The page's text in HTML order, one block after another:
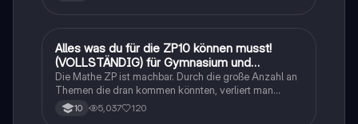
Mathe
Alles was du für die ZP10 können musst!
(VOLLSTÄNDIG) für Gymnasium und
Realschule
Die Mathe ZP ist machbar. Durch die große Anzahl an
Themen die dran kommen könnten, verliert man
schnell den Überblick. Also habe ich von den kleinsten
Themen bis hin zu den größten alles
10 5,037 120